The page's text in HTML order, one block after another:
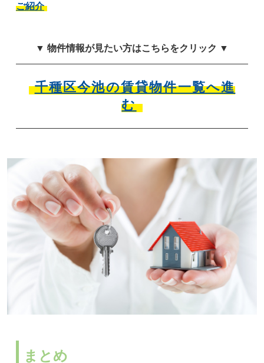
ご紹介
▼ 物件情報が見たい方はこちらをクリック ▼
千種区今池の賃貸物件一覧へ進
む
まとめ